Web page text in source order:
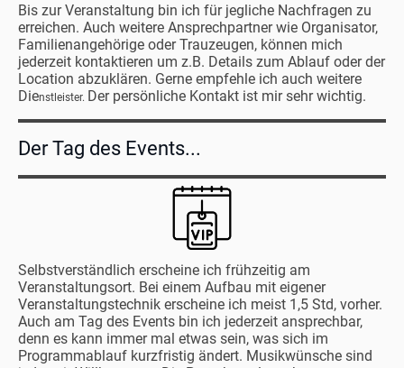
Bis zur Veranstaltung bin ich für jegliche Nachfragen zu
erreichen. Auch weitere Ansprechpartner wie Organisator,
Familienangehörige oder Trauzeugen, können mich
jederzeit kontaktieren um z.B. Details zum Ablauf oder der
Location abzuklären. Gerne empfehle ich auch weitere
Dienstleister. Der persönliche Kontakt ist mir sehr wichtig.
Der Tag des Events...
Selbstverständlich erscheine ich frühzeitig am
Veranstaltungsort. Bei einem Aufbau mit eigener
Veranstaltungstechnik erscheine ich meist 1,5 Std, vorher.
Auch am Tag des Events bin ich jederzeit ansprechbar,
denn es kann immer mal etwas sein, was sich im
Programmablauf kurzfristig ändert. Musikwünsche sind